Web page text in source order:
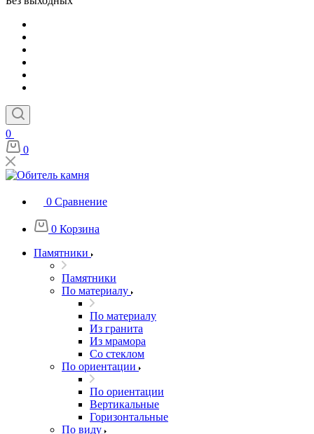
0
0
0 Сравнение
0 Корзина
Памятники
Памятники
По материалу
По материалу
Из гранита
Из мрамора
Со стеклом
По ориентации
По ориентации
Вертикальные
Горизонтальные
По виду